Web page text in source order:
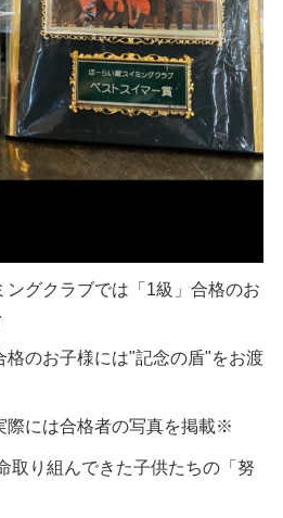
グクラブでは「1級」合格のお
格のお子様には"記念の盾"をお渡
際には合格者の写真を掲載※
取り組んできた子供たちの「努